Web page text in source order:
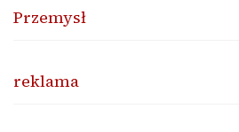
Przemysł
reklama